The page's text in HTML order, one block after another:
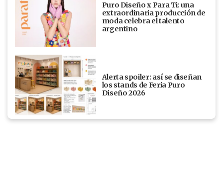
Puro Diseño x Para Ti: una
extraordinaria producción de
moda celebra el talento
argentino
Alerta spoiler: así se diseñan
los stands de Feria Puro
Diseño 2026